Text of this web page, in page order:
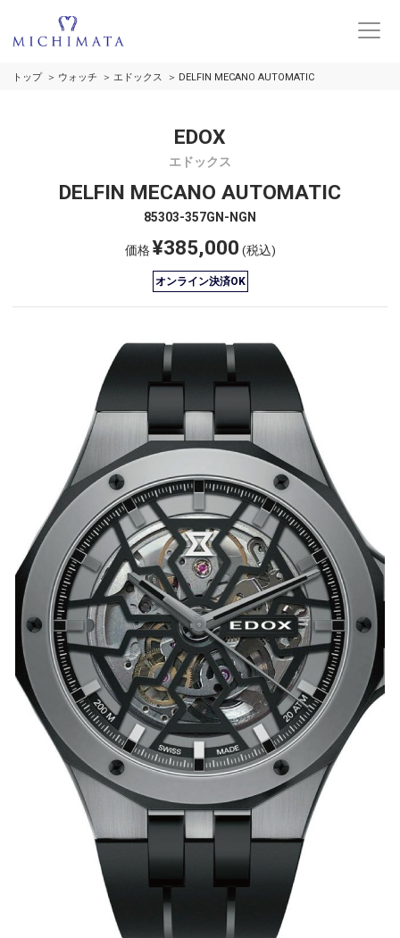
トップ ウォッチ エドックス DELFIN MECANO AUTOMATIC
EDOX
エドックス
DELFIN MECANO AUTOMATIC
85303-357GN-NGN
価格¥385,000 (税込)
オンライン決済OK